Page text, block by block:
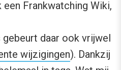
Frankwatching Wiki,
daar ook vrijwel
wijzigingen). Dankzij